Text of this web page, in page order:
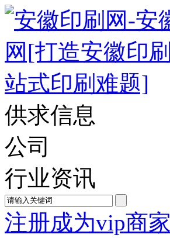
供求信息
公司
行业资讯
注册成为vip商家